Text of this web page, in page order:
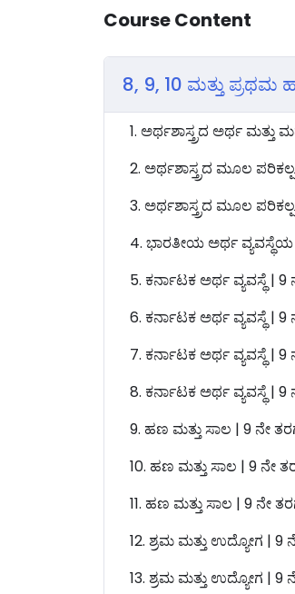
Course Content
8, 9, 10 ಮತ್ತು ಪ್ರಥಮ
1. ಅರ್ಥಶಾಸ್ತ್ರದ ಅರ್ಥ ಮತ್ತು
2. ಅರ್ಥಶಾಸ್ತ್ರದ ಮೂಲ
3. ಅರ್ಥಶಾಸ್ತ್ರದ ಮೂಲ
4. ಭಾರತೀಯ ಅರ್ಥ
5. ಕರ್ನಾಟಕ ಅರ್ಥ ವ್ಯವಸ್ಥೆ | 9
6. ಕರ್ನಾಟಕ ಅರ್ಥ ವ್ಯವಸ್ಥೆ | 9
7. ಕರ್ನಾಟಕ ಅರ್ಥ ವ್ಯವಸ್ಥೆ | 9
8. ಕರ್ನಾಟಕ ಅರ್ಥ ವ್ಯವಸ್ಥೆ | 9
9. ಹಣ ಮತ್ತು ಸಾಲ | 9 ನೇ
10. ಹಣ ಮತ್ತು ಸಾಲ | 9 ನೇ
11. ಹಣ ಮತ್ತು ಸಾಲ | 9 ನೇ
12. ಶ್ರಮ ಮತ್ತು ಉದ್ಯೋಗ | 9
13. ಶ್ರಮ ಮತ್ತು ಉದ್ಯೋಗ | 9